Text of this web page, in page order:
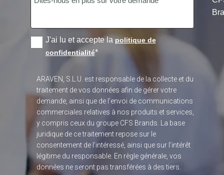
J'ai lu et accepte la politique de
confidentialité*
ARAVEN, S.L.U. est responsable de la collecte et du
traitement de vos données afin de gérer votre
demande, ainsi que de l’envoi de communications
commerciales relatives à nos produits et services,
y compris ceux du groupe CFS Brands. La base
juridique de ce traitement repose sur le
consentement de l’intéressé, ainsi que sur l’intérêt
légitime du responsable. En règle générale, vos
données ne seront pas transférées à des tiers.